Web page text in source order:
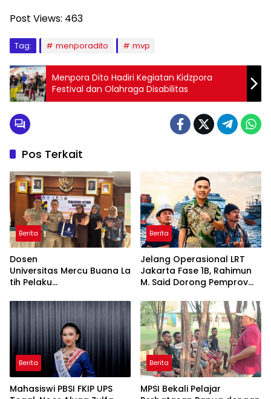
Post Views: 463
Tag: menporadito mvp
Menpora Dito Hadiri Kegiatan Kidzpora
Festival dan Olahraga Disabilitas
Pos Terkait
Berita
Dosen
Universitas Mercu Buana La
tih Pelaku
Lewat Kemasan
Berita
Jelang Operasional LRT
Jakarta Fase 1B, Rahimun
M. Said Dorong Pemprov
Economic Corridor
Initiative
Berita
Mahasiswi PBSI FKIP UPS
Berita
MPSI Bekali Pelajar